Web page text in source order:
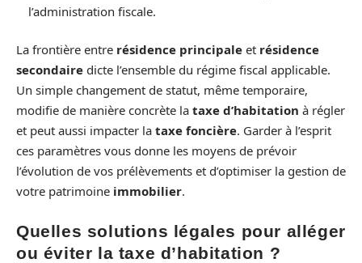
l’administration fiscale.
La frontière entre résidence principale et résidence
secondaire dicte l’ensemble du régime fiscal applicable.
Un simple changement de statut, même temporaire,
modifie de manière concrète la taxe d’habitation à régler
et peut aussi impacter la taxe foncière. Garder à l’esprit
ces paramètres vous donne les moyens de prévoir
l’évolution de vos prélèvements et d’optimiser la gestion de
votre patrimoine immobilier.
Quelles solutions légales pour alléger
ou éviter la taxe d’habitation ?